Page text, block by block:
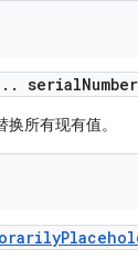
. . serial
所有现有值。